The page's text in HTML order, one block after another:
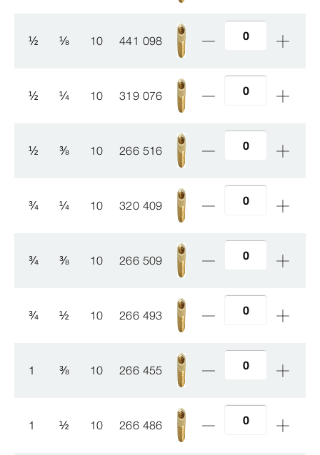
½ ⅛ 10 441 098
½ ¼ 10 319 076
½ ⅜ 10 266 516
¾ ¼ 10 320 409
¾ ⅜ 10 266 509
¾ ½ 10 266 493
1 ⅜ 10 266 455
1 ½ 10 266 486